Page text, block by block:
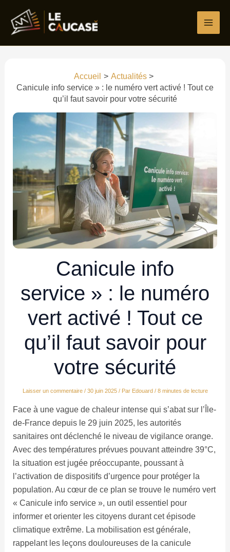
contenu
Accueil
Actualités
Canicule info service » : le numéro vert activé ! Tout ce
qu’il faut savoir pour votre sécurité
Canicule info
service » : le numéro
vert activé ! Tout ce
qu’il faut savoir pour
votre sécurité
Laisser un commentaire / 30 juin 2025 / Par Edouard / 8 minutes de lecture
Face à une vague de chaleur intense qui s’abat sur l’Île-
de-France depuis le 29 juin 2025, les autorités
sanitaires ont déclenché le niveau de vigilance orange.
Avec des températures prévues pouvant atteindre 39°C,
la situation est jugée préoccupante, poussant à
l’activation de dispositifs d’urgence pour protéger la
population. Au cœur de ce plan se trouve le numéro vert
« Canicule info service », un outil essentiel pour
informer et orienter les citoyens durant cet épisode
climatique extrême. La mobilisation est générale,
rappelant les leçons douloureuses de la canicule
ici…
mail*